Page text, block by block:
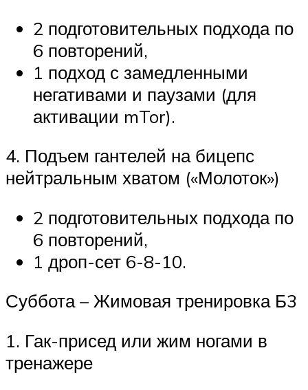
2 подготовительных подхода по
6 повторений,
1 подход с замедленными
негативами и паузами (для
активации mTor).
4. Подъем гантелей на бицепс
нейтральным хватом («Молоток»)
2 подготовительных подхода по
6 повторений,
1 дроп-сет 6-8-10.
Суббота – Жимовая тренировка Б3
1. Гак-присед или жим ногами в
тренажере